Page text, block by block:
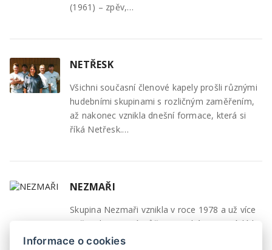
(1961) – zpěv,…
NETŘESK
Všichni současní členové kapely prošli různými
hudebními skupinami s rozličným zaměřením,
až nakonec vznikla dnešní formace, která si
říká Netřesk.…
NEZMAŘI
Skupina Nezmaři vznikla v roce 1978 a už více
než 30 let se s ní můžeme setkávat na pódiích
České i Slovenské republiky. V současné době
Informace o cookies